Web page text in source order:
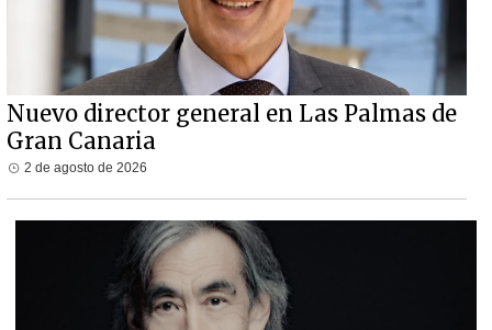
Nuevo director general en Las Palmas de
Gran Canaria
2 de agosto de 2026